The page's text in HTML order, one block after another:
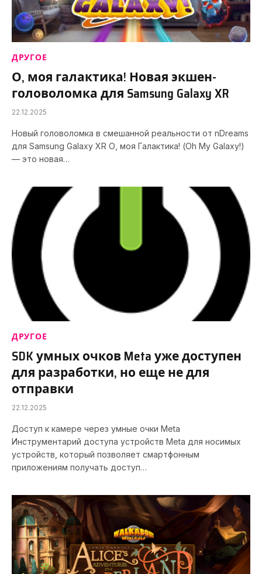
ДРУГОЕ
О, моя галактика! Новая экшен-
головоломка для Samsung Galaxy XR
22.12.2025
Новый головоломка в смешанной реальности от nDreams
для Samsung Galaxy XR О, моя Галактика! (Oh My Galaxy!)
— это новая…
ДРУГОЕ
SDK умных очков Meta уже доступен
для разработки, но еще не для
отправки
22.12.2025
Доступ к камере через умные очки Meta
Инструментарий доступа устройств Meta для носимых
устройств, который позволяет смартфонным
приложениям получать доступ…